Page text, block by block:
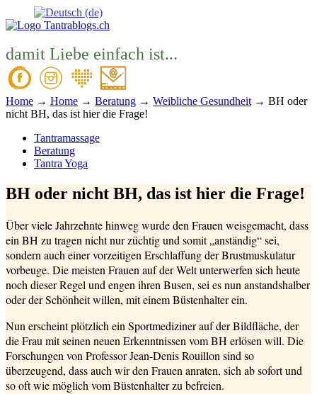
damit Liebe einfach ist...
Home → Home → Beratung → Weibliche Gesundheit → BH oder
nicht BH, das ist hier die Frage!
Tantramassage
Beratung
Tantra Yoga
BH oder nicht BH, das ist hier die Frage!
Über viele Jahrzehnte hinweg wurde den Frauen weisgemacht, dass
ein BH zu tragen nicht nur züchtig und somit „anständig“ sei,
sondern auch einer vorzeitigen Erschlaffung der Brustmuskulatur
vorbeuge. Die meisten Frauen auf der Welt unterwerfen sich heute
noch dieser Regel und engen ihren Busen, sei es nun anstandshalber
oder der Schönheit willen, mit einem Büstenhalter ein.
Nun erscheint plötzlich ein Sportmediziner auf der Bildfläche, der
die Frau mit seinen neuen Erkenntnissen vom BH erlösen will. Die
Forschungen von Professor Jean-Denis Rouillon sind so
überzeugend, dass auch wir den Frauen anraten, sich ab sofort und
so oft wie möglich vom Büstenhalter zu befreien.